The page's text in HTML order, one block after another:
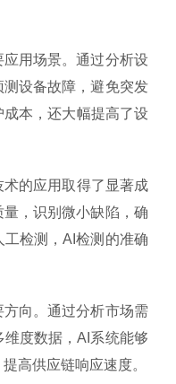
用场景。通过分析设
设备故障，避免突发
本，还大幅提高了设
的应用取得了显著成
，识别微小缺陷，确
检测，AI检测的准确
向。通过分析市场需
度数据，AI系统能够
高供应链响应速度。